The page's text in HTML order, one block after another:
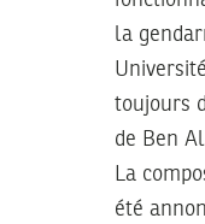
la
toujours
de Ben
La
été